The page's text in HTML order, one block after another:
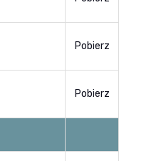
Pobierz
Pobierz